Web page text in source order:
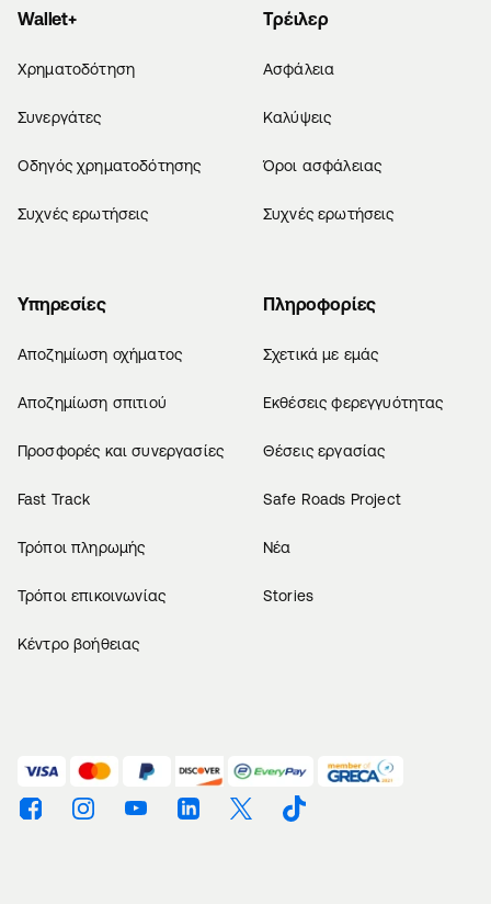
Wallet+
Χρηματοδότηση
Συνεργάτες
Οδηγός χρηματοδότησης
Συχνές ερωτήσεις
Τρέιλερ
Ασφάλεια
Καλύψεις
Όροι ασφάλειας
Συχνές ερωτήσεις
Υπηρεσίες
Αποζημίωση οχήματος
Αποζημίωση σπιτιού
Προσφορές και συνεργασίες
Fast Track
Τρόποι πληρωμής
Τρόποι επικοινωνίας
Κέντρο βοήθειας
Πληροφορίες
Σχετικά με εμάς
Εκθέσεις φερεγγυότητας
Θέσεις εργασίας
Safe Roads Project
Νέα
Stories
Βρείτε μας στο Facebook
Βρείτε μας στο Instagram
Βρείτε μας στο Youtube
Βρείτε μας στο Linkedin
Βρείτε μας στο Twitter
Βρείτε μας στο TikTok